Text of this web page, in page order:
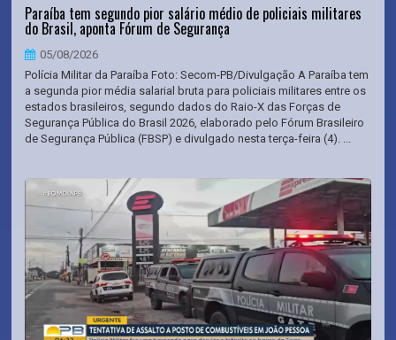
Paraíba tem segundo pior salário médio de policiais militares
do Brasil, aponta Fórum de Segurança
05/08/2026
Polícia Militar da Paraíba Foto: Secom-PB/Divulgação A Paraíba tem
a segunda pior média salarial bruta para policiais militares entre os
estados brasileiros, segundo dados do Raio-X das Forças de
Segurança Pública do Brasil 2026, elaborado pelo Fórum Brasileiro
de Segurança Pública (FBSP) e divulgado nesta terça-feira (4). ...